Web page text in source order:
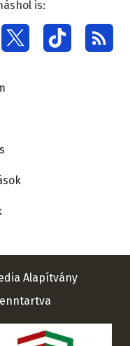
is:
Alapítvány